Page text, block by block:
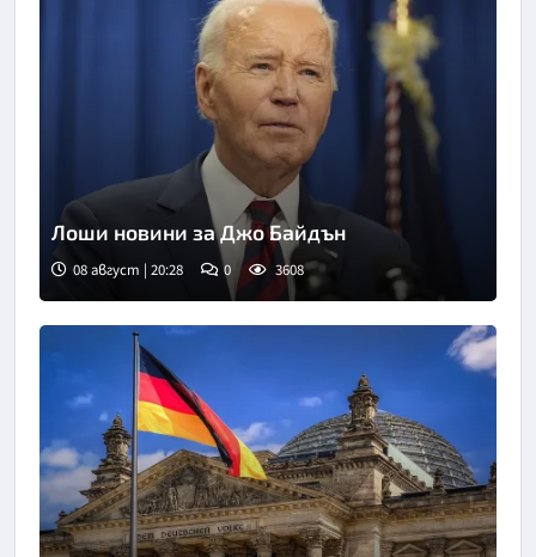
Лоши новини за Джо Байдън
08 август | 20:28 0 3608